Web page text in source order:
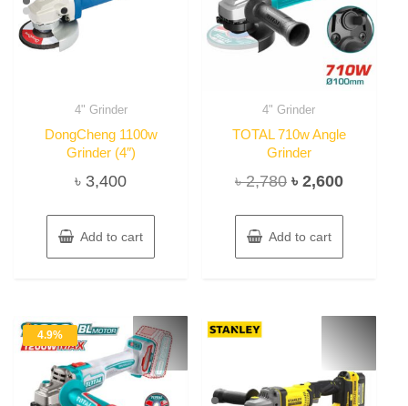
4" Grinder
DongCheng 1100w
Grinder (4″)
৳ 3,400
Add to cart
4" Grinder
TOTAL 710w Angle
Grinder
৳2,780 Original
was:
৳ 2,780.
৳ 2,600Current
৳ 2,600.
Add to cart
4.9%